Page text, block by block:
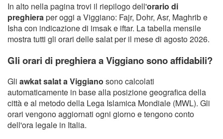
In alto nella pagina trovi il riepilogo dell'orario di
preghieraper oggi a Viggiano: Fajr, Dohr, Asr, Maghrib e
Isha con indicazione di imsak e iftar. La tabella mensile
mostra tutti gli orari delle salat per il mese di agosto 2026.
Gli orari di preghiera a Viggiano sono affidabili?
Gli awkat salat a Viggiano sono calcolati
automaticamente in base alla posizione geografica della
città e al metodo della Lega Islamica Mondiale (MWL). Gli
orari vengono aggiornati ogni giorno e tengono conto
dell'ora legale in Italia.